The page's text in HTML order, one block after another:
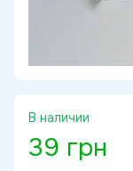
В наличии
39 грн